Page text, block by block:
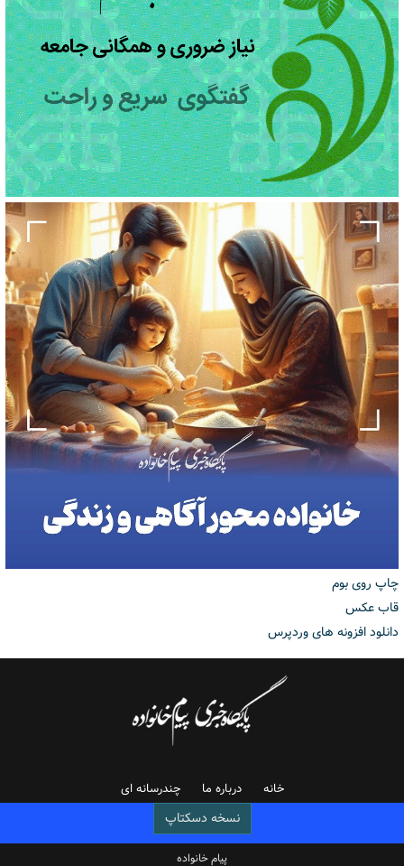
چاپ روی بوم
قاب عکس
دانلود افزونه های وردپرس
خانه درباره ما چندرسانه ای
نسخه دسکتاپ
پیام خانواده